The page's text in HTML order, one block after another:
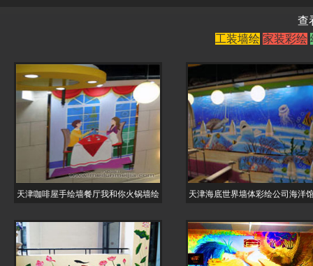
查
工装墙绘 家装彩绘
天津咖啡屋手绘墙餐厅我和你火锅墙绘 天津海底世界墙体彩绘公司海洋